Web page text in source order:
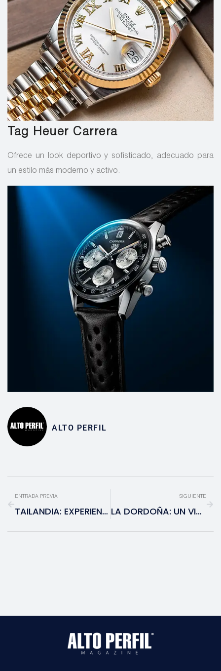
Tag Heuer Carrera
Ofrece un look deportivo y sofisticado, adecuado para
un estilo más moderno y activo.
ALTO PERFIL
ENTRADA PREVIA
TAILANDIA: EXPERIENCIA VIP EN EL CORAZÓN DEL SUDESTE ASIÁTICO
SIGUIENTE
LA DORDOÑA: UN VIAJE AL CORAZÓN DE LA HISTORIA DE FRANCIA